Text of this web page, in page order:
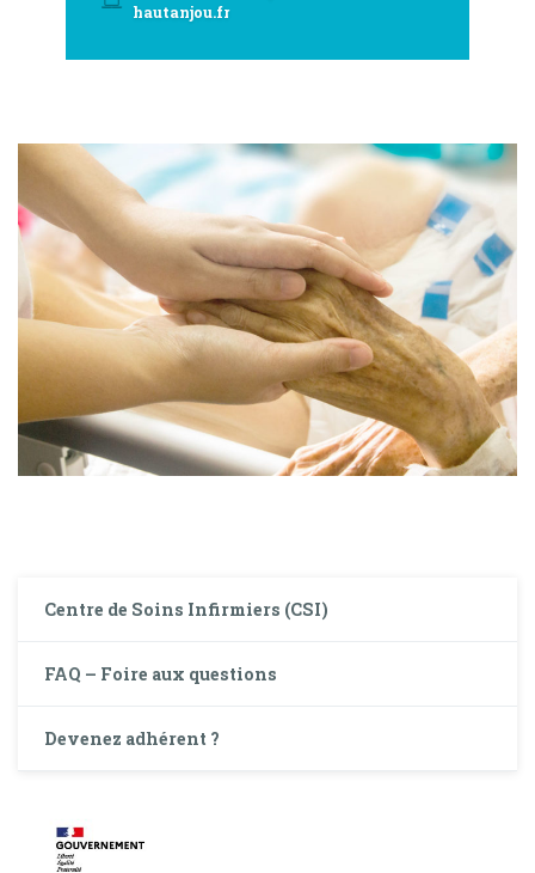
hautanjou.fr
Centre de Soins Infirmiers (CSI)
FAQ – Foire aux questions
Devenez adhérent ?